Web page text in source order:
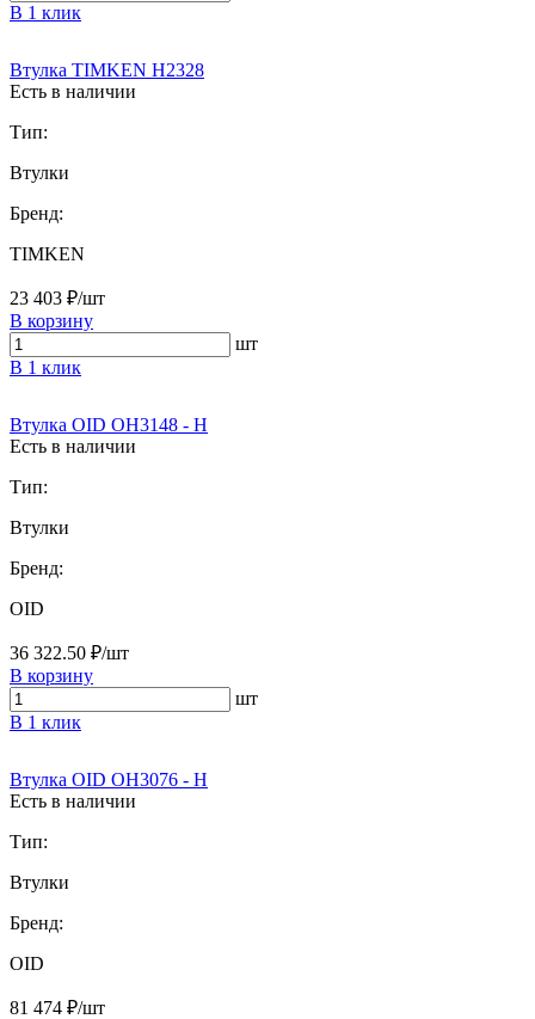
В 1 клик
Втулка TIMKEN H2328
Есть в наличии
Тип:
Втулки
Бренд:
TIMKEN
23 403 ₽/шт
В корзину
шт
В 1 клик
Втулка OID OH3148 - H
Есть в наличии
Тип:
Втулки
Бренд:
OID
36 322.50 ₽/шт
В корзину
шт
В 1 клик
Втулка OID OH3076 - H
Есть в наличии
Тип:
Втулки
Бренд:
OID
81 474 ₽/шт